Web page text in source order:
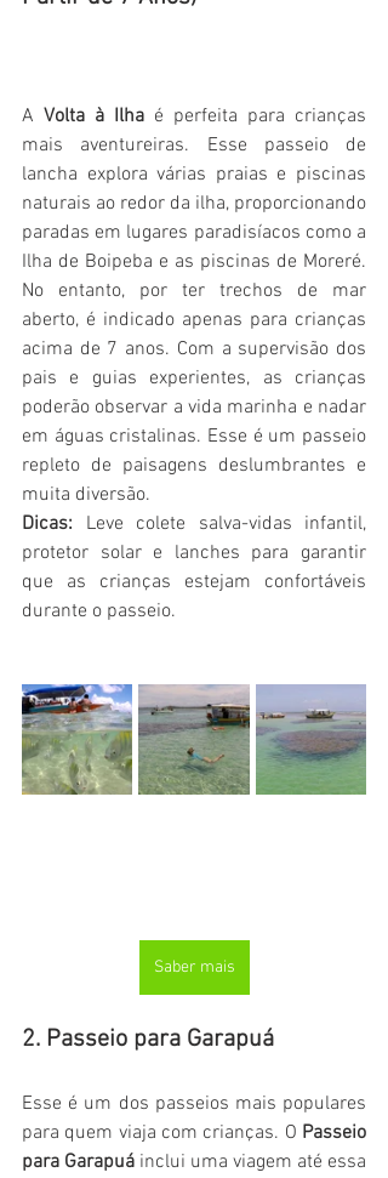
A Volta à Ilha é perfeita para crianças
mais aventureiras. Esse passeio de
lancha explora várias praias e piscinas
naturais ao redor da ilha, proporcionando
paradas em lugares paradisíacos como a
Ilha de Boipeba e as piscinas de Moreré.
No entanto, por ter trechos de mar
aberto, é indicado apenas para crianças
acima de 7 anos. Com a supervisão dos
pais e guias experientes, as crianças
poderão observar a vida marinha e nadar
em águas cristalinas. Esse é um passeio
repleto de paisagens deslumbrantes e
muita diversão.
Dicas: Leve colete salva-vidas infantil,
protetor solar e lanches para garantir
que as crianças estejam confortáveis
durante o passeio.
Saber mais
2. Passeio para Garapuá
Esse é um dos passeios mais populares
para quem viaja com crianças. O Passeio
para Garapuá inclui uma viagem até essa